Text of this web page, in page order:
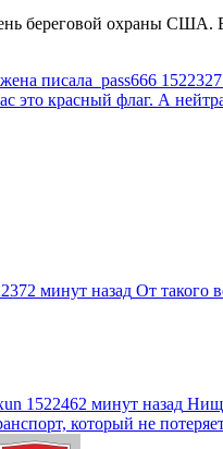
береговой охраны США.
писала pass666
это красный флаг. А
минут назад От такого
1522462 минут назад
который не